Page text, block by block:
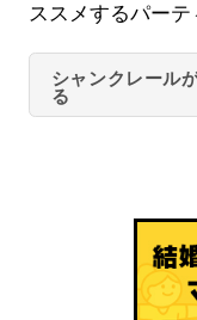
ススメするパー
シャンクレール
る